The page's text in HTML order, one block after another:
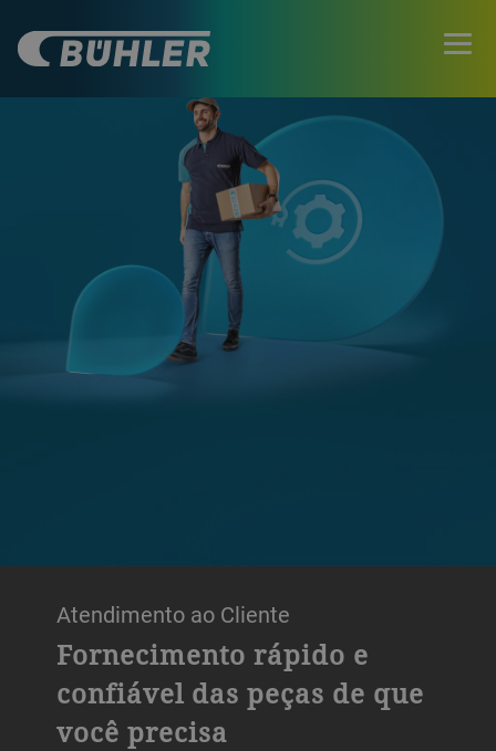
Atendimento ao Cliente
Fornecimento rápido e
confiável das peças de que
você precisa